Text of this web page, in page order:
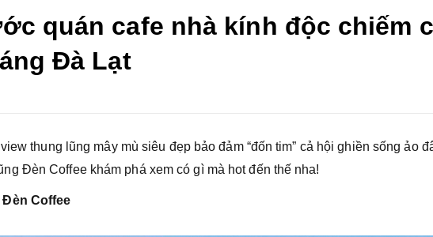
quán cafe nhà kính độc chiếm
Đà Lạt
thung lũng mây mù siêu đẹp bảo đảm “đốn tim” cả hội ghiền sống ảo
Đèn Coffee khám phá xem có gì mà hot đến thế nha!
Coffee